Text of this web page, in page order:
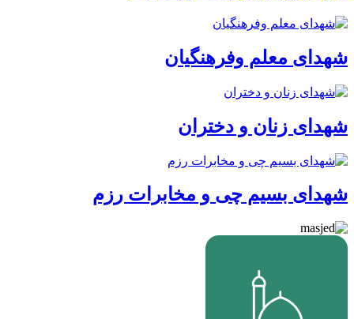
شهدای معلم وفرهنگیان
شهدای زنان و دختران
شهدای بسیم چی و مخابرات رزم